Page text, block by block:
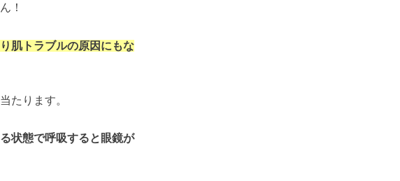
！
肌トラブルの原因にもな
たります。
状態で呼吸すると眼鏡が